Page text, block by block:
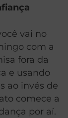
vai no
com a
fora da
e usando
ao invés de
comece a
por aí.